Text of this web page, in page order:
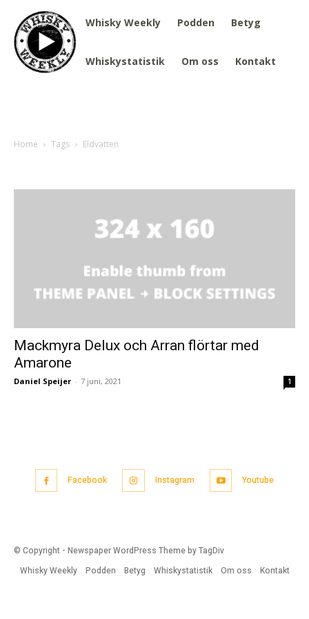
Whisky Weekly Podden Betyg
Whiskystatistik Om oss Kontakt
Home Tags Eldvatten
Mackmyra Delux och Arran flörtar med
Amarone
Daniel Speijer - 7 juni, 2021 1
Facebook Instagram Youtube
© Copyright - Newspaper WordPress Theme by TagDiv
Whisky Weekly
Podden Betyg Whiskystatistik Om oss Kontakt